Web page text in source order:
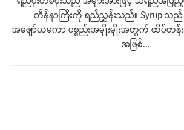
တိန်နာကြီးကို ရည်ညွှန်းသည်။ Syrup သည်
အဖျော်ယမကာ ပစ္စည်းအမျိုးမျိုးအတွက် ထိပ်
အဖြစ်...